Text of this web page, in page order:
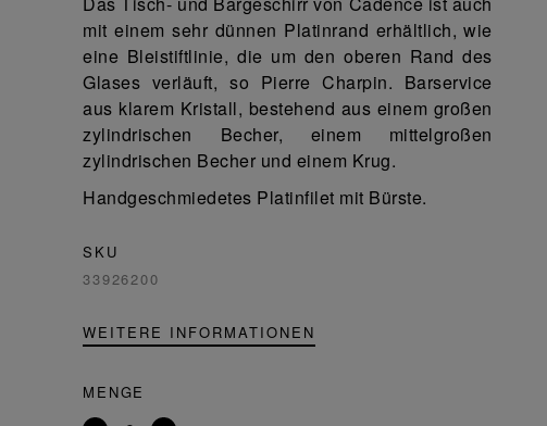
mit einem sehr dünnen Platinrand erhältlich, wie
eine Bleistiftlinie, die um den oberen Rand des
Glases verläuft, so Pierre Charpin. Barservice
aus klarem Kristall, bestehend aus einem großen
zylindrischen Becher, einem mittelgroßen
zylindrischen Becher und einem Krug.
Handgeschmiedetes Platinfilet mit Bürste.
SKU
33926200
WEITERE INFORMATIONEN
MENGE